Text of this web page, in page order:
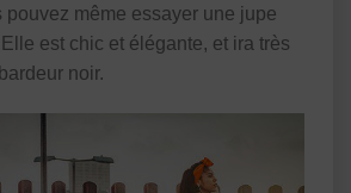
pouvez même essayer une jupe
est chic et élégante, et ira très
noir.